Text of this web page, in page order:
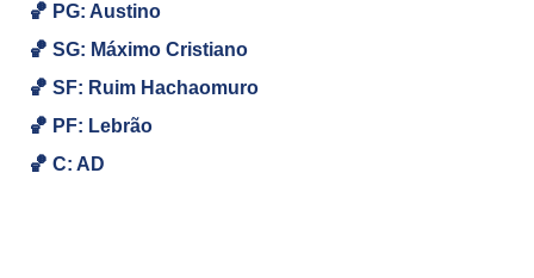
🏀 PG: Austino
🏀 SG: Máximo Cristiano
🏀 SF: Ruim Hachaomuro
🏀 PF: Lebrão
🏀 C: AD